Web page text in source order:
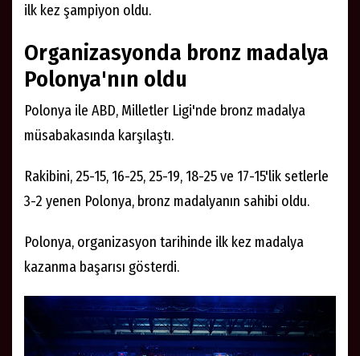
ilk kez şampiyon oldu.
Organizasyonda bronz madalya
Polonya'nın oldu
Polonya ile ABD, Milletler Ligi'nde bronz madalya
müsabakasında karşılaştı.
Rakibini, 25-15, 16-25, 25-19, 18-25 ve 17-15'lik setlerle
3-2 yenen Polonya, bronz madalyanın sahibi oldu.
Polonya, organizasyon tarihinde ilk kez madalya
kazanma başarısı gösterdi.